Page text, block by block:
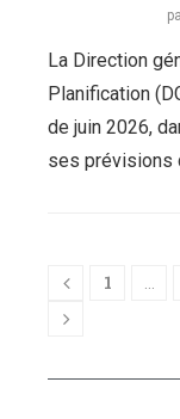
La Direction
Planification
de juin 2026,
ses prévisions
1